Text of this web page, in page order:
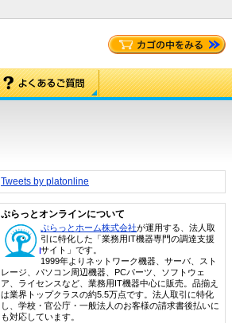
Tweets by platonline
ぷらっとオンラインについて
ぷらっとホーム株式会社が運用する、法人取
引に特化した「業務用IT機器専門の調達支援
サイト」です。
1999年よりネットワーク機器、サーバ、スト
レージ、パソコン周辺機器、PCパーツ、ソフトウェ
ア、ライセンスなど、業務用IT機器中心に販売。品揃え
は業界トップクラスの約5.5万点です。法人取引に特化
し、学校・官公庁・一般法人のお客様の請求書後払いに
も対応しています。